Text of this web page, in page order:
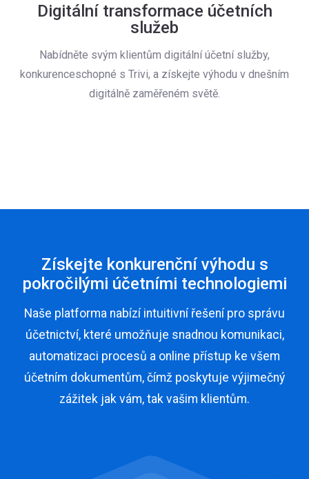
Digitální transformace účetních
služeb
Nabídněte svým klientům digitální účetní služby,
konkurenceschopné s Trivi, a získejte výhodu v dnešním
digitálně zaměřeném světě.
Získejte konkurenční výhodu s
pokročilými účetními technologiemi
Naše platforma nabízí intuitivní řešení pro správu
účetnictví, které umožňuje snadnou komunikaci,
automatizaci procesů a online přístup ke všem
účetním dokumentům, čímž poskytuje výjimečný
zážitek jak vám, tak vašim klientům.